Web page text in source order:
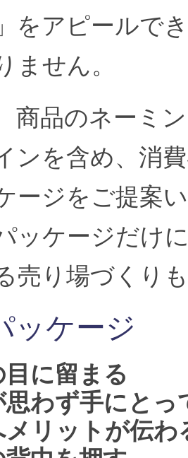
をアピールで
ません。
商品のネーミ
ンを含め、消
ージをご提案
ッケージだけ
売り場づくり
ッケージ
に留まる
思わず手にとっ
メリットが伝わ